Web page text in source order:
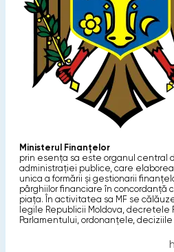
Ministerul Finanţelor
prin esenţa sa este organul central
administraţiei publice, care
unica a formării şi gestionarii
pârghiilor financiare în concordanţă
piaţa. În activitatea sa MF se
legile Republicii Moldova, decretele
Parlamentului, ordonanţele,